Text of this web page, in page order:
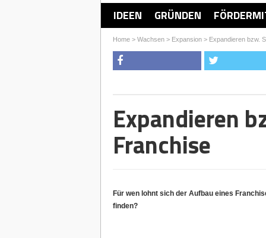
IDEEN GRÜNDEN
Home> Wachsen> Expansion> Expandieren bzw.
Expandieren
Franchise
Für wen lohnt sich der Aufbau eines
finden?